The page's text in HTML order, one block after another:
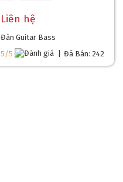
Liên hệ
Đàn Guitar Bass
5/5
Đã Bán: 242